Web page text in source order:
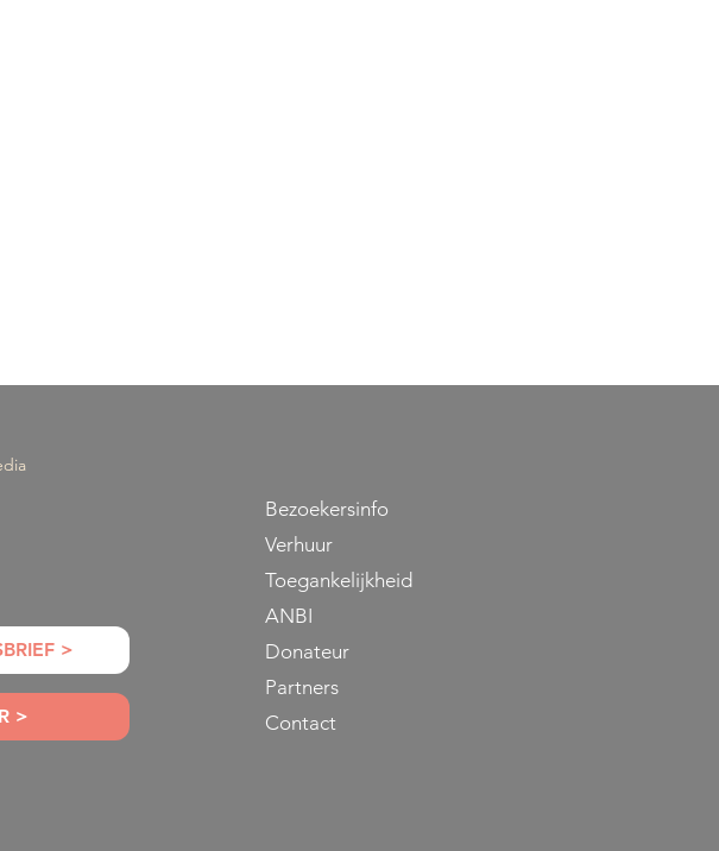
>
>
Bezoekersinfo
Verhuur
Toegankelijkheid
ANBI
Donateur
Partners
Contact